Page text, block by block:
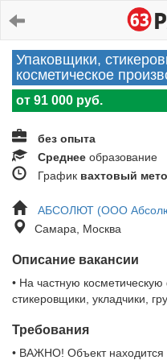
Упаковщики,
косметическое
от 91 000 руб.
без опыта
Среднее образование
График вахтовый
АБСОЛЮТ (ООО
Самара, Москва
Описание вакансии
• На частную
стикеровщики, укладчики,
Требования
• ВАЖНО! Объект находится